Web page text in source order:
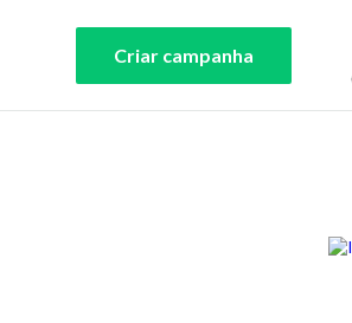
Criar campanha